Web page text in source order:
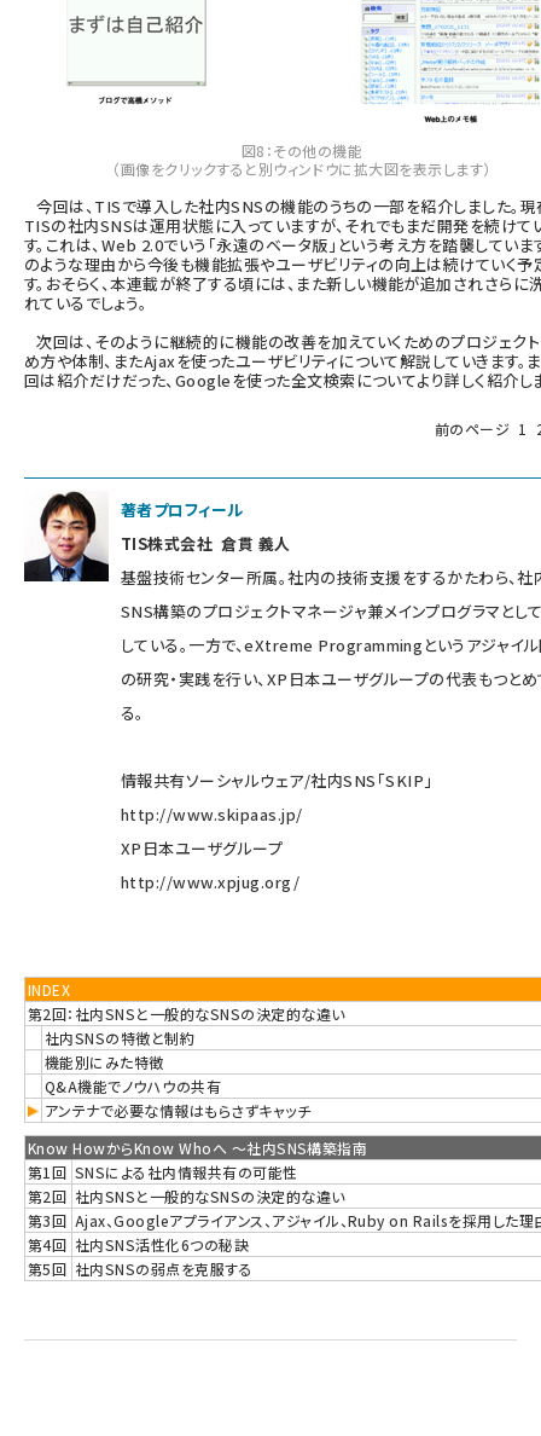
図8：その他の機能
（画像をクリックすると別ウィンドウに拡大図を表示します）
今回は、TISで導入した社内SNSの機能のうちの一部を紹介しました。現
TISの社内SNSは運用状態に入っていますが、それでもまだ開発を続けて
す。これは、Web 2.0でいう「永遠のベータ版」という考え方を踏襲していま
のような理由から今後も機能拡張やユーザビリティの向上は続けていく予
す。おそらく、本連載が終了する頃には、また新しい機能が追加されさらに
れているでしょう。
次回は、そのように継続的に機能の改善を加えていくためのプロジェク
め方や体制、またAjaxを使ったユーザビリティについて解説していきます。
回は紹介だけだった、Googleを使った全文検索についてより詳しく紹介し
前のページ 1
著者プロフィール
TIS株式会社 倉貫 義人
基盤技術センター所属。社内の技術支援をするかたわら、社
SNS構築のプロジェクトマネージャ兼メインプログラマとし
している。一方で、eXtreme Programmingというアジャイ
の研究・実践を行い、XP日本ユーザグループの代表もつと
る。
情報共有ソーシャルウェア/社内SNS「SKIP」
http://www.skipaas.jp/
XP日本ユーザグループ
http://www.xpjug.org/
INDEX
第2回：社内SNSと一般的なSNSの決定的な違い
社内SNSの特徴と制約
機能別にみた特徴
Q&A機能でノウハウの共有
アンテナで必要な情報はもらさずキャッチ
Know HowからKnow Whoへ 〜社内SNS構築指南
第1回 SNSによる社内情報共有の可能性
第2回 社内SNSと一般的なSNSの決定的な違い
第3回 Ajax、Googleアプライアンス、アジャイル、Ruby on Railsを採用した理
第4回 社内SNS活性化6つの秘訣
第5回 社内SNSの弱点を克服する